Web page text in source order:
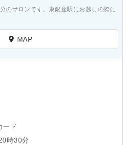
のサロンです。東銀座駅にお越しの際に
MAP
ード
時30分